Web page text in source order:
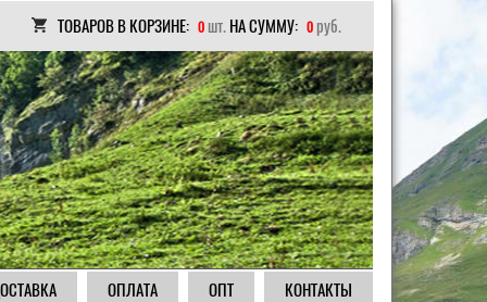
ТОВАРОВ В КОРЗИНЕ: 0 шт. НА СУММУ: 0 руб.
ОПЛАТА ОПТ КОНТАКТЫ